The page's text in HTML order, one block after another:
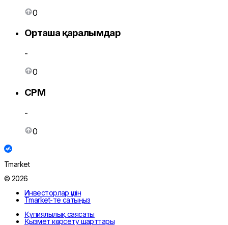
0
Орташа қаралымдар
-
0
CPM
-
0
Tmarket
© 2026
Инвесторлар үшін
Tmarket-те сатыңыз
Құпиялылық саясаты
Қызмет көрсету шарттары